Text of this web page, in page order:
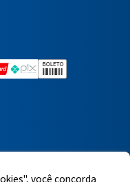
você concorda